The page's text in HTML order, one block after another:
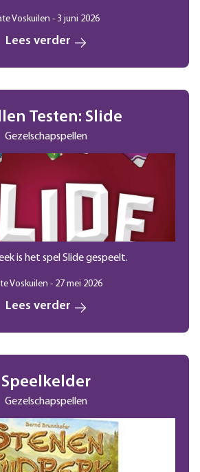
Voskuilen - 3 juni 2026
Lees verder
Testen: Slide
Gezelschapspellen
is het spel Slide gespeelt.
Voskuilen - 27 mei 2026
Lees verder
Speelkelder
Gezelschapspellen